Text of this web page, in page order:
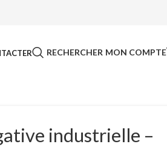
RECHERCHER MON COMPTE
industrielle –